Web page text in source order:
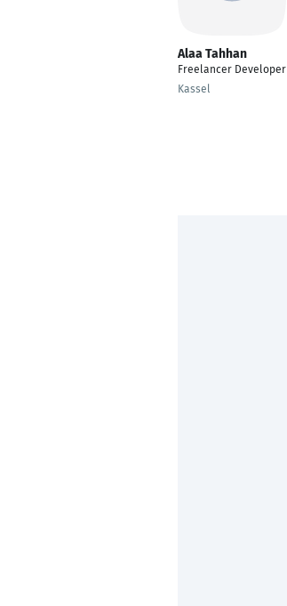
Alaa Tahhan
Freelancer Developer
Kassel